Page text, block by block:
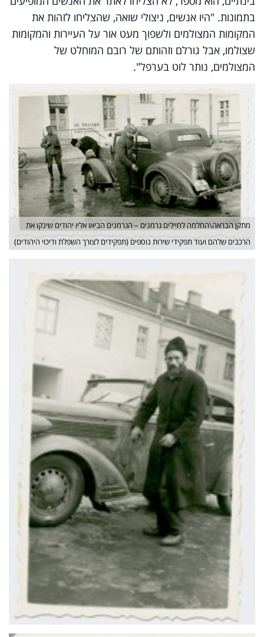
בתמונות. "היו אנשים, ניצולי שואה, שהצליחו לזהות את
המקומות המצולמים ולשפוך מעט אור על העיירות והמקומות
שצולמו, אבל גורלם וזהותם של רובם המוחלט של
המצולמים, נותר לוט בערפל".
מתקן הבראה\החלמה לחיילים גרמנים – הגרמנים הביאו אליו יהודים שינקו את
הרכבים שלהם ועוד תפקידי שירות נוספים (תפקידים לצורך השפלת ודיכוי היהודים)